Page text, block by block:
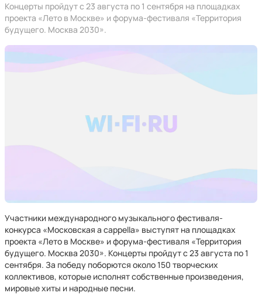
Концерты пройдут с 23 августа по 1 сентября на площадках
проекта «Лето в Москве» и форума-фестиваля «Территория
будущего. Москва 2030».
Участники международного музыкального фестиваля-
конкурса «Московская a cappella» выступят на площадках
проекта «Лето в Москве» и форума-фестиваля «Территория
будущего. Москва 2030». Концерты пройдут с 23 августа по 1
сентября. За победу поборются около 150 творческих
коллективов, которые исполнят собственные произведения,
мировые хиты и народные песни.